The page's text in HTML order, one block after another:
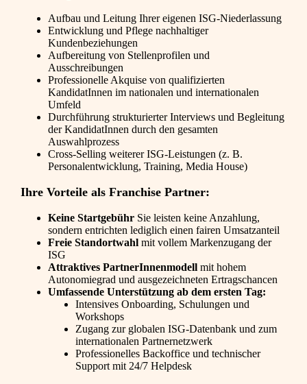
Aufbau und Leitung Ihrer eigenen ISG-Niederlassung
Entwicklung und Pflege nachhaltiger
Kundenbeziehungen
Aufbereitung von Stellenprofilen und
Ausschreibungen
Professionelle Akquise von qualifizierten
KandidatInnen im nationalen und internationalen
Umfeld
Durchführung strukturierter Interviews und Begleitung
der KandidatInnen durch den gesamten
Auswahlprozess
Cross-Selling weiterer ISG-Leistungen (z. B.
Personalentwicklung, Training, Media House)
Ihre Vorteile als Franchise Partner:
Keine Startgebühr Sie leisten keine Anzahlung,
sondern entrichten lediglich einen fairen Umsatzanteil
Freie Standortwahl mit vollem Markenzugang der
ISG
Attraktives PartnerInnenmodell mit hohem
Autonomiegrad und ausgezeichneten Ertragschancen
Umfassende Unterstützung ab dem ersten Tag:
Intensives Onboarding, Schulungen und
Workshops
Zugang zur globalen ISG-Datenbank und zum
internationalen Partnernetzwerk
Professionelles Backoffice und technischer
Support mit 24/7 Helpdesk